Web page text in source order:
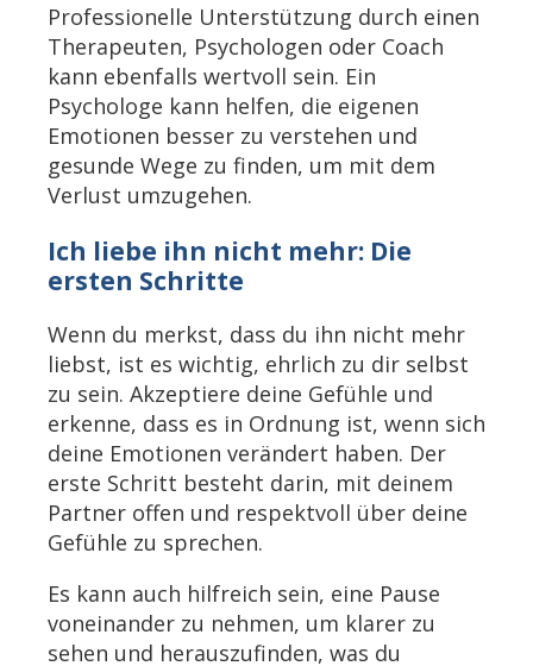
Professionelle Unterstützung durch einen
Therapeuten, Psychologen oder Coach
kann ebenfalls wertvoll sein. Ein
Psychologe kann helfen, die eigenen
Emotionen besser zu verstehen und
gesunde Wege zu finden, um mit dem
Verlust umzugehen.
Ich liebe ihn nicht mehr: Die
ersten Schritte
Wenn du merkst, dass du ihn nicht mehr
liebst, ist es wichtig, ehrlich zu dir selbst
zu sein. Akzeptiere deine Gefühle und
erkenne, dass es in Ordnung ist, wenn sich
deine Emotionen verändert haben. Der
erste Schritt besteht darin, mit deinem
Partner offen und respektvoll über deine
Gefühle zu sprechen.
Es kann auch hilfreich sein, eine Pause
voneinander zu nehmen, um klarer zu
sehen und herauszufinden, was du